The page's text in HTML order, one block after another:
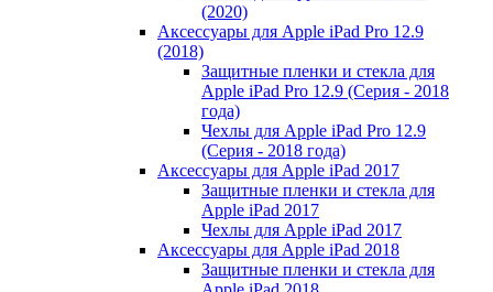
(2020)
Аксессуары для Apple iPad Pro 12.9
(2018)
Защитные пленки и стекла для
Apple iPad Pro 12.9 (Серия - 2018
года)
Чехлы для Apple iPad Pro 12.9
(Серия - 2018 года)
Аксессуары для Apple iPad 2017
Защитные пленки и стекла для
Apple iPad 2017
Чехлы для Apple iPad 2017
Аксессуары для Apple iPad 2018
Защитные пленки и стекла для